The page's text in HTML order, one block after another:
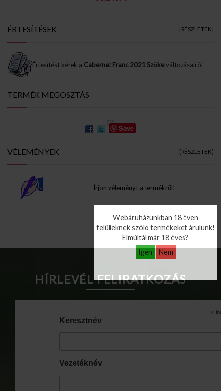
Webáruházunkban 18 éven
felülieknek szóló termékeket árulunk!
Elmúltál már 18 éves?
Igen
Nem
ÉRTESÍTÉSEK [RÉSZLETEK]
Értesítést kérek a Cabernet Franc 2021 Szőkeváltozásairól
TERMÉK MEGOSZTÁS
Save
VÉLEMÉNYEK [RÉSZLETEK]
Írjon véleményt a termékről!
HÍRLEVÉL FELIRATKOZÁS
*
Keresztnév
Vezetéknév